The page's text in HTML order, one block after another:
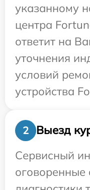
указанному
центра
ответит на
уточнения
условий
устройства
2
Выезд
Сервисный
оговоренные